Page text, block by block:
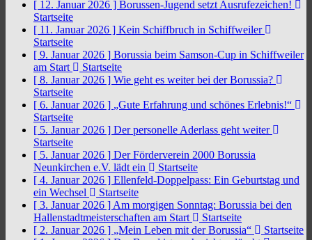
[ 12. Januar 2026 ] Borussen-Jugend setzt Ausrufezeichen!
Startseite
[ 11. Januar 2026 ] Kein Schiffbruch in Schiffweiler
Startseite
[ 9. Januar 2026 ] Borussia beim Samson-Cup in Schiffweiler
am Start
Startseite
[ 8. Januar 2026 ] Wie geht es weiter bei der Borussia?
Startseite
[ 6. Januar 2026 ] „Gute Erfahrung und schönes Erlebnis!“
Startseite
[ 5. Januar 2026 ] Der personelle Aderlass geht weiter
Startseite
[ 5. Januar 2026 ] Der Förderverein 2000 Borussia
Neunkirchen e.V. lädt ein
Startseite
[ 4. Januar 2026 ] Ellenfeld-Doppelpass: Ein Geburtstag und
ein Wechsel
Startseite
[ 3. Januar 2026 ] Am morgigen Sonntag: Borussia bei den
Hallenstadtmeisterschaften am Start
Startseite
[ 2. Januar 2026 ] „Mein Leben mit der Borussia“
Startseite